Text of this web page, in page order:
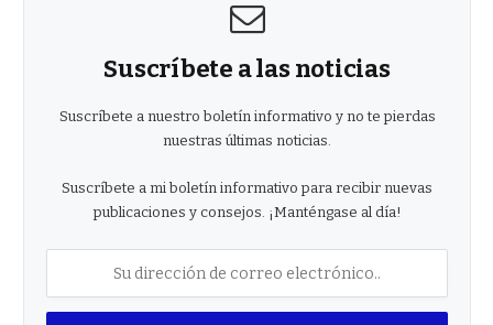
Suscríbete a las noticias
Suscríbete a nuestro boletín informativo y no te pierdas
nuestras últimas noticias.
Suscríbete a mi boletín informativo para recibir nuevas
publicaciones y consejos. ¡Manténgase al día!